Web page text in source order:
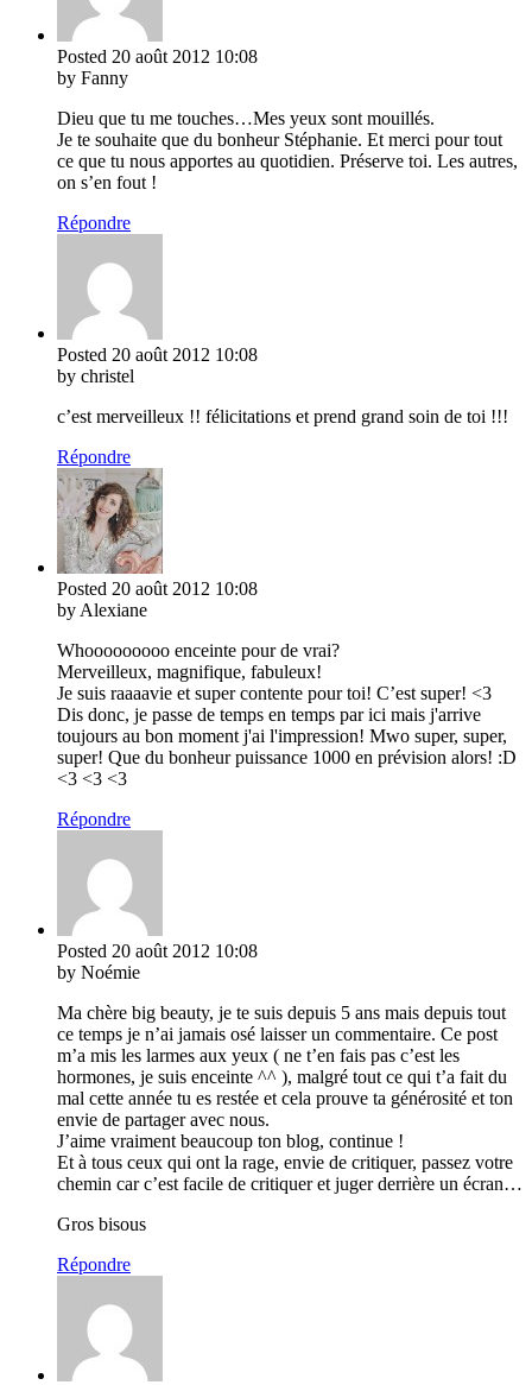
Posted 20 août 2012 10:08
by Fanny
Dieu que tu me touches…Mes yeux sont mouillés.
Je te souhaite que du bonheur Stéphanie. Et merci pour tout
ce que tu nous apportes au quotidien. Préserve toi. Les autres,
on s’en fout !
Répondre
Posted 20 août 2012 10:08
by christel
c’est merveilleux !! félicitations et prend grand soin de toi !!!
Répondre
Posted 20 août 2012 10:08
by Alexiane
Whooooooooo enceinte pour de vrai?
Merveilleux, magnifique, fabuleux!
Je suis raaaavie et super contente pour toi! C’est super! <3
Dis donc, je passe de temps en temps par ici mais j'arrive
toujours au bon moment j'ai l'impression! Mwo super, super,
super! Que du bonheur puissance 1000 en prévision alors! :D
<3 <3 <3
Répondre
Posted 20 août 2012 10:08
by Noémie
Ma chère big beauty, je te suis depuis 5 ans mais depuis tout
ce temps je n’ai jamais osé laisser un commentaire. Ce post
m’a mis les larmes aux yeux ( ne t’en fais pas c’est les
hormones, je suis enceinte ^^ ), malgré tout ce qui t’a fait du
mal cette année tu es restée et cela prouve ta générosité et ton
envie de partager avec nous.
J’aime vraiment beaucoup ton blog, continue !
Et à tous ceux qui ont la rage, envie de critiquer, passez votre
chemin car c’est facile de critiquer et juger derrière un écran…
Gros bisous
Répondre